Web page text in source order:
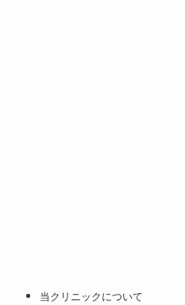
当クリニックについて